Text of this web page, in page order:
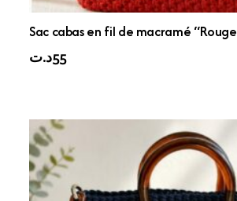
Sac cabas en fil de macramé
55د.ت